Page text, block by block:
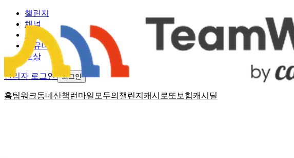
홈팀워크동네산책 런마일 모두의챌린지 캐시로또 보험캐시딜
챌린지
채널
소식
커뮤니티
보상
관리자 로그인 로그인